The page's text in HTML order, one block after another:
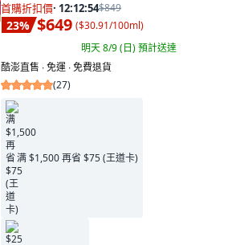
首購折扣價· 12:12:53$849
23% $649 ($30.91/100ml)
明天 8/9 (日)預計送達
酷澎直售 ∙ 免運 ∙ 免費退貨
(27)
满 $1,500 再省 $75 (王道卡)